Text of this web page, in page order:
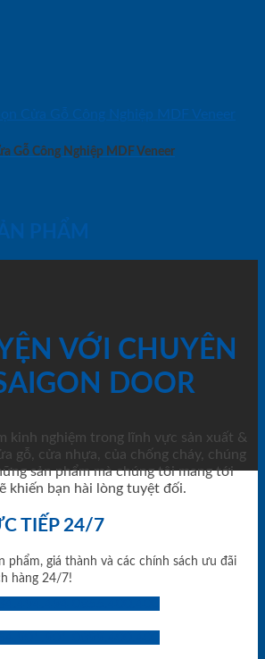
Gỗ Công Nghiệp MDF Veneer
PHẨM
VỚI CHUYÊN
DOOR
kinh nghiệm trong lĩnh vực sản xuất &
gỗ, cửa nhựa, của chống cháy, chúng
sản phẩm mà chúng tôi mang tới
khiến bạn hài lòng tuyệt đối.
TIẾP 24/7
phẩm, giá thành và các chính sách ưu đãi
hàng 24/7!